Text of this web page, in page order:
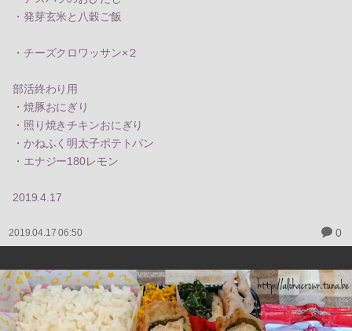
・発芽玄米と八穀ご飯
・チーズクロワッサン×２
部活終わり用
・焼豚おにぎり
・照り焼きチキンおにぎり
・かねふく明太子ポテトパン
・エナジー180レモン
2019.4.17
2019.04.17 06:50 0